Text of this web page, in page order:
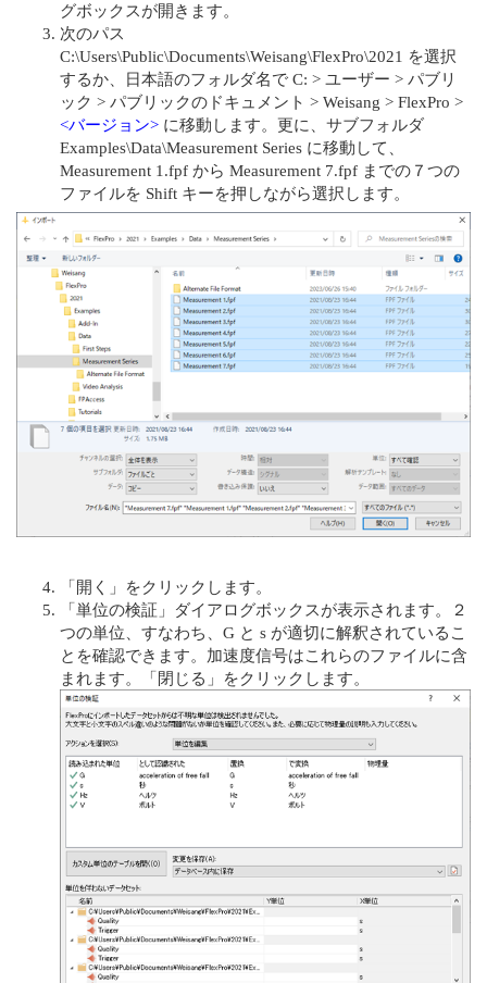
グボックスが開きます。
次のパス
C:\Users\Public\Documents\Weisang\FlexPro\2021 を選択
するか、日本語のフォルダ名で C: > ユーザー > パブリ
ック > パブリックのドキュメント > Weisang > FlexPro >
<バージョン> に移動します。更に、サブフォルダ
Examples\Data\Measurement Series に移動して、
Measurement 1.fpf から Measurement 7.fpf までの７つの
ファイルを Shift キーを押しながら選択します。
「開く」をクリックします。
「単位の検証」ダイアログボックスが表示されます。２
つの単位、すなわち、G と s が適切に解釈されているこ
とを確認できます。加速度信号はこれらのファイルに含
まれます。「閉じる」をクリックします。